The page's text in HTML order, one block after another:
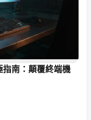
南：顛覆終端機